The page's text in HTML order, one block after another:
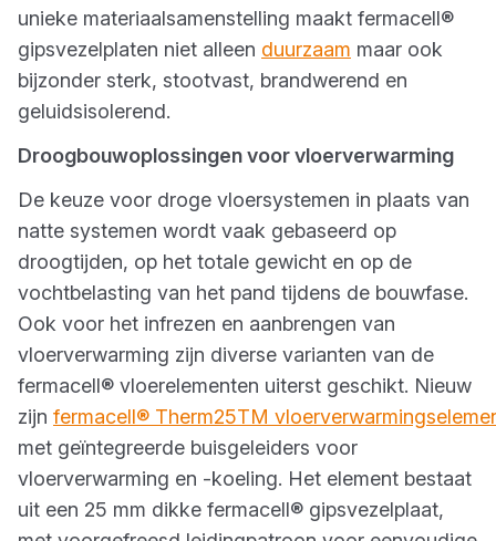
unieke materiaalsamenstelling maakt fermacell®
gipsvezelplaten niet alleen duurzaam maar ook
bijzonder sterk, stootvast, brandwerend en
geluidsisolerend.
Droogbouwoplossingen voor vloerverwarming
De keuze voor droge vloersystemen in plaats van
natte systemen wordt vaak gebaseerd op
droogtijden, op het totale gewicht en op de
vochtbelasting van het pand tijdens de bouwfase.
Ook voor het infrezen en aanbrengen van
vloerverwarming zijn diverse varianten van de
fermacell® vloerelementen uiterst geschikt. Nieuw
zijn fermacell® Therm25TM
met geïntegreerde buisgeleiders voor
vloerverwarming en -koeling. Het element bestaat
uit een 25 mm dikke fermacell® gipsvezelplaat,